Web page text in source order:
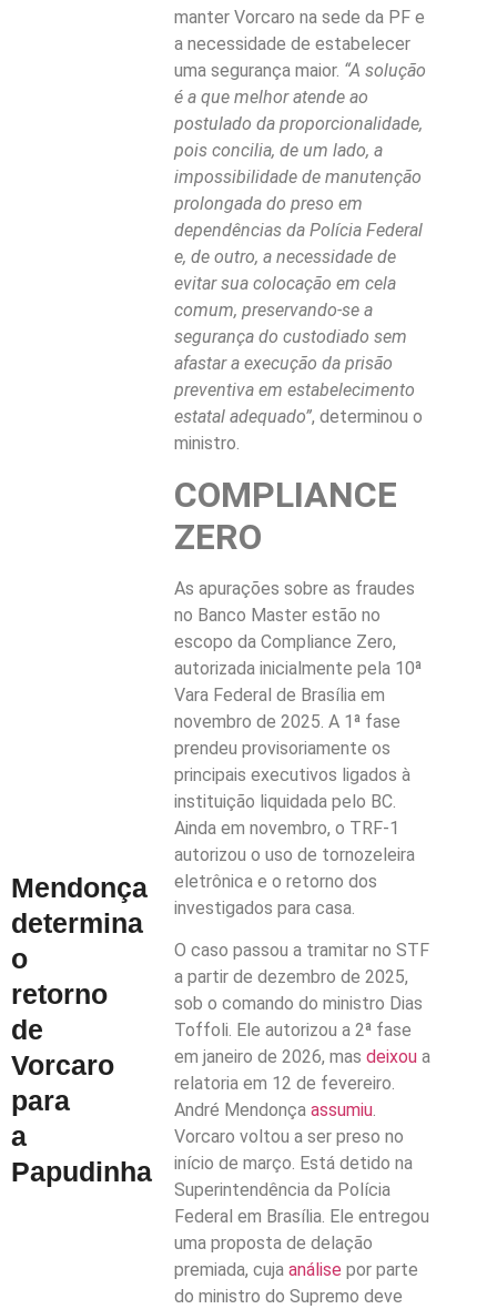
Mendonça
determina
o
retorno
de
Vorcaro
para
a
Papudinha
manter Vorcaro na sede da PF e
a necessidade de estabelecer
uma segurança maior. “A solução
é a que melhor atende ao
postulado da proporcionalidade,
pois concilia, de um lado, a
impossibilidade de manutenção
prolongada do preso em
dependências da Polícia Federal
e, de outro, a necessidade de
evitar sua colocação em cela
comum, preservando-se a
segurança do custodiado sem
afastar a execução da prisão
preventiva em estabelecimento
estatal adequado”, determinou o
ministro.
COMPLIANCE
ZERO
As apurações sobre as fraudes
no Banco Master estão no
escopo da Compliance Zero,
autorizada inicialmente pela 10ª
Vara Federal de Brasília em
novembro de 2025. A 1ª fase
prendeu provisoriamente os
principais executivos ligados à
instituição liquidada pelo BC.
Ainda em novembro, o TRF-1
autorizou o uso de tornozeleira
eletrônica e o retorno dos
investigados para casa.
O caso passou a tramitar no STF
a partir de dezembro de 2025,
sob o comando do ministro Dias
Toffoli. Ele autorizou a 2ª fase
em janeiro de 2026, mas deixou a
relatoria em 12 de fevereiro.
André Mendonçaassumiu.
Vorcaro voltou a ser preso no
início de março. Está detido na
Superintendência da Polícia
Federal em Brasília. Ele entregou
uma proposta de delação
premiada, cujaanálise por parte
do ministro do Supremo deve